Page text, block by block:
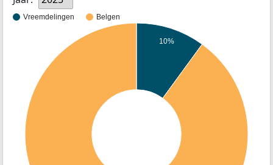
Vreemdelingen Belgen
10%